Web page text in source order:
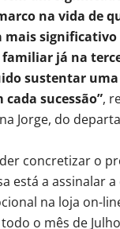
na vida de
mais
já na
sustentar
cada sucessão”,
Jorge, do
concretizar o
está a assinalar
na loja on-
o mês de